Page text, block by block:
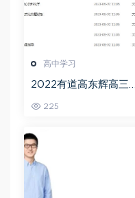
高中学习
2022有道高东辉高三化
频教程+讲义+点睛班
225